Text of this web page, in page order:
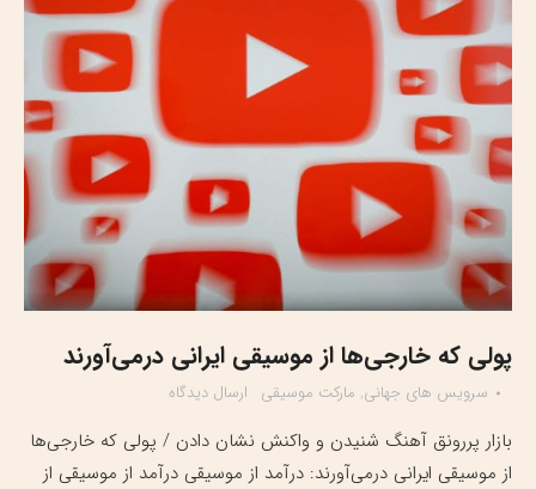
پولی که خارجی‌ها از موسیقی ایرانی درمی‌آورند
سرویس های جهانی, مارکت موسیقی ارسال دیدگاه
بازار پررونق آهنگ شنیدن و واکنش نشان دادن / پولی که خارجی‌ها
از موسیقی ایرانی درمی‌آورند: درآمد از موسیقی درآمد از موسیقی از